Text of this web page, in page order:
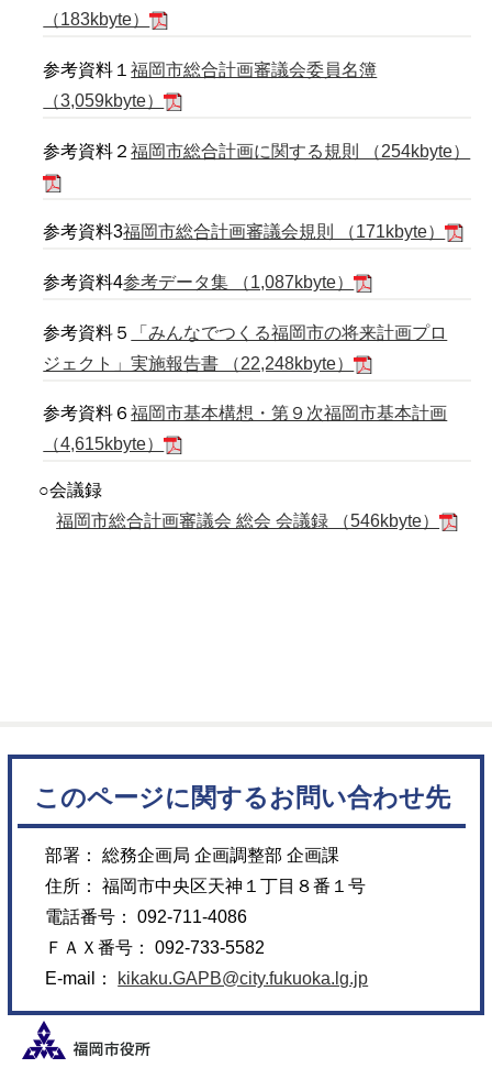
（183kbyte）
参考資料１福岡市総合計画審議会委員名簿
（3,059kbyte）
参考資料２福岡市総合計画に関する規則 （254kbyte）
参考資料3福岡市総合計画審議会規則 （171kbyte）
参考資料4参考データ集 （1,087kbyte）
参考資料５
「みんなでつくる福岡市の将来計画プロ
ジェクト」実施報告書 （22,248kbyte）
参考資料６福岡市基本構想・第９次福岡市基本計画
（4,615kbyte）
○会議録
福岡市総合計画審議会 総会 会議録 （546kbyte）
このページに関するお問い合わせ先
部署： 総務企画局 企画調整部 企画課
住所： 福岡市中央区天神１丁目８番１号
電話番号： 092-711-4086
ＦＡＸ番号： 092-733-5582
E-mail：
kikaku.GAPB@city.fukuoka.lg.jp